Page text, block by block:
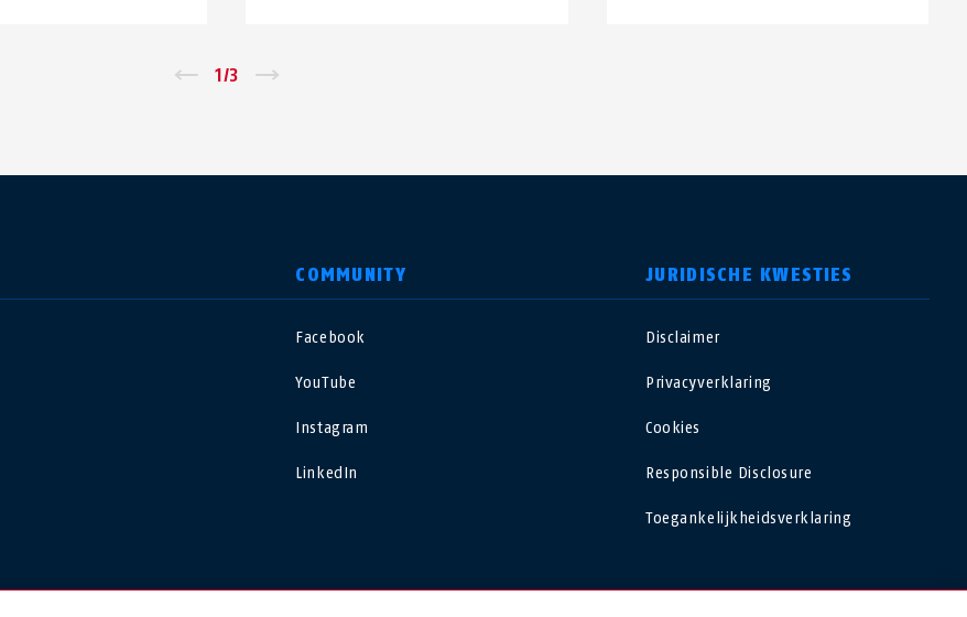
1/3
COMMUNITY
Facebook
YouTube
Instagram
LinkedIn
JURIDISCHE KWESTIES
Disclaimer
Privacyverklaring
Cookies
Responsible Disclosure
Toegankelijkheidsverklaring
Polska
Schweiz
España